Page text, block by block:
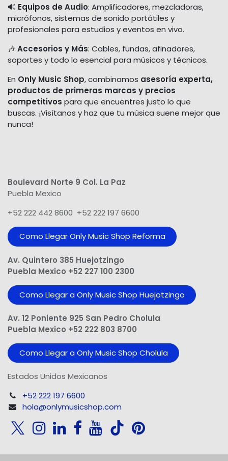
🔊 Equipos de Audio: Amplificadores, mezcladoras,
micrófonos, sistemas de sonido portátiles y
profesionales para estudios y eventos en vivo.
🎶 Accesorios y Más: Cables, fundas, afinadores,
soportes y todo lo esencial para músicos y técnicos.
En Only Music Shop, combinamos asesoría experta,
productos de primeras marcas y precios
competitivos para que encuentres justo lo que
buscas. ¡Visítanos y haz que tu música suene mejor que
nunca!
Boulevard Norte 9 Col. La Paz
Puebla Mexico
+52 222 442 8600 +52 222 197 6600
Como Llegar Only Music Shop​ Reforma
Av. Quintero 385 Huejotzingo
Puebla Mexico +52 227 100 2300
Como Llegar a Only Music Shop Huejotzingo
Av. 12 Poniente 925 San Pedro Cholula
Puebla Mexico +52 222 803 8700
Como Llegar a Only Music Shop Cholula
Estados Unidos Mexicanos
+52 222 197 6600
hola@onlymusicshop.com